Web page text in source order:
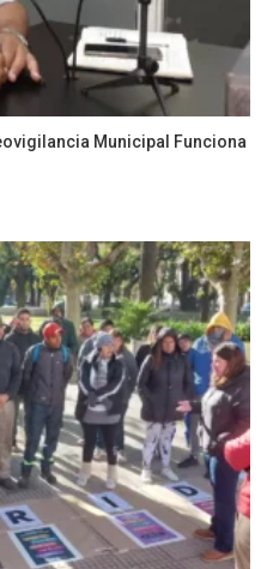
Municipal Funciona